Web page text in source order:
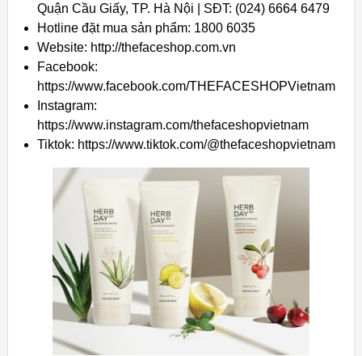
Quận Cầu Giấy, TP. Hà Nội | SĐT: (024) 6664 6479
Hotline đặt mua sản phẩm: 1800 6035
Website: http://thefaceshop.com.vn
Facebook:
https://www.facebook.com/THEFACESHOPVietnam
Instagram:
https://www.instagram.com/thefaceshopvietnam
Tiktok: https://www.tiktok.com/@thefaceshopvietnam